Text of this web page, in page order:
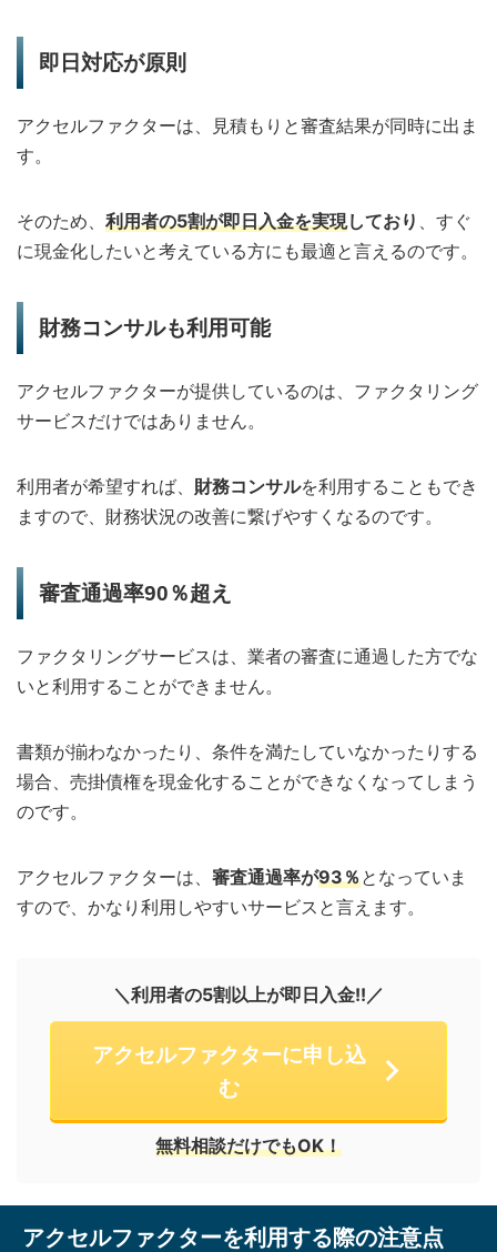
即日対応が原則
アクセルファクターは、見積もりと審査結果が同時に出ま
す。
そのため、 利用者の5割が即日入金を実現しており 、すぐ
に現金化したいと考えている方にも最適と言えるのです。
財務コンサルも利用可能
アクセルファクターが提供しているのは、ファクタリング
サービスだけではありません。
利用者が希望すれば、 財務コンサルを利用することもでき
ますので、財務状況の改善に繋げやすくなるのです。
審査通過率90％超え
ファクタリングサービスは、業者の審査に通過した方でな
いと利用することができません。
書類が揃わなかったり、条件を満たしていなかったりする
場合、売掛債権を現金化することができなくなってしまう
のです。
アクセルファクターは、 審査通過率が93％となっていま
すので、かなり利用しやすいサービスと言えます。
＼利用者の5割以上が即日入金!!／
アクセルファクターに申し込
む
無料相談だけでもOK！
アクセルファクターを利用する際の注意点